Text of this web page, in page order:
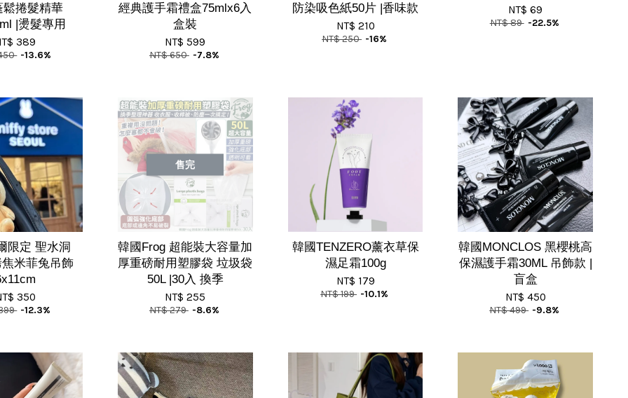
鬆捲髮精華
|燙髮專用
389
-13.6%
經典護手霜禮盒75mlx6入
盒裝
NT$ 599
NT$ 650 -7.8%
防染吸色紙50片 |香味款
NT$ 210
NT$ 250 -16%
NT$ 69
NT$ 89 -22.5%
限定 聖水洞
米菲兔吊飾
350
-12.3%
售完
韓國Frog 超能裝大容量加
厚重磅耐用塑膠袋 垃圾袋
50L |30入 換季
NT$ 255
NT$ 279 -8.6%
韓國TENZERO薰衣草保
濕足霜100g
NT$ 179
NT$ 199 -10.1%
韓國MONCLOS 黑櫻桃高
保濕護手霜30ML 吊飾款 |
盲盒
NT$ 450
NT$ 499 -9.8%